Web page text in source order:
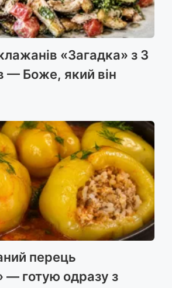
«Загадка» з 3
— Боже, який він
перець
— готую одразу з